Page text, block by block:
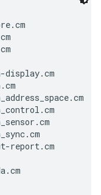
report.cm